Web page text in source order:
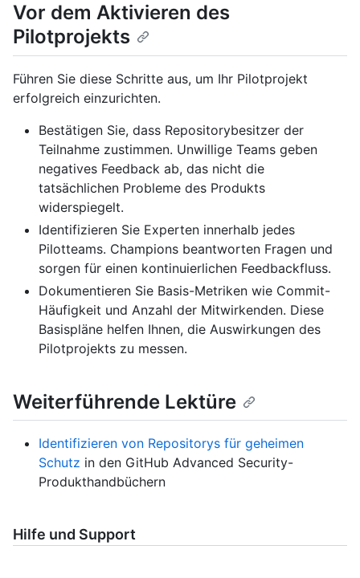
Vor dem Aktivieren des
Pilotprojekts
Führen Sie diese Schritte aus, um Ihr Pilotprojekt
erfolgreich einzurichten.
Bestätigen Sie, dass Repositorybesitzer der
Teilnahme zustimmen. Unwillige Teams geben
negatives Feedback ab, das nicht die
tatsächlichen Probleme des Produkts
widerspiegelt.
Identifizieren Sie Experten innerhalb jedes
Pilotteams. Champions beantworten Fragen und
sorgen für einen kontinuierlichen Feedbackfluss.
Dokumentieren Sie Basis-Metriken wie Commit-
Häufigkeit und Anzahl der Mitwirkenden. Diese
Basispläne helfen Ihnen, die Auswirkungen des
Pilotprojekts zu messen.
Weiterführende Lektüre
Identifizieren von Repositorys für geheimen
Schutz in den GitHub Advanced Security-
Produkthandbüchern
Hilfe und Support